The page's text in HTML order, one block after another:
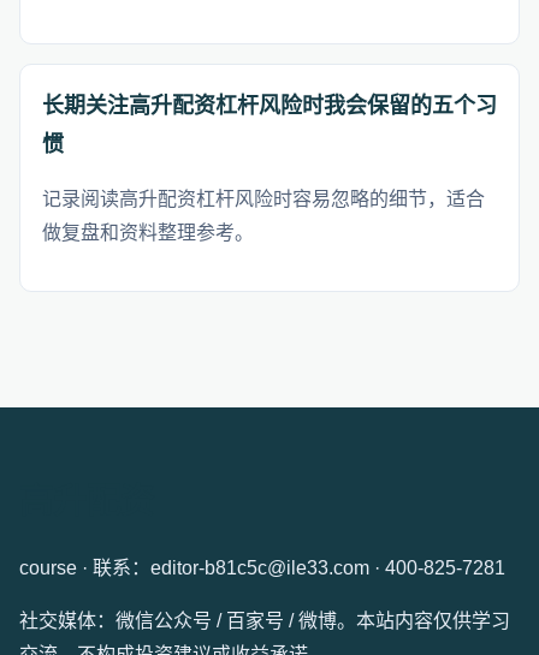
长期关注高升配资杠杆风险时我会保留的五个习
惯
记录阅读高升配资杠杆风险时容易忽略的细节，适合
做复盘和资料整理参考。
course · 联系：editor-b81c5c@ile33.com · 400-825-7281
社交媒体：微信公众号 / 百家号 / 微博。本站内容仅供学习